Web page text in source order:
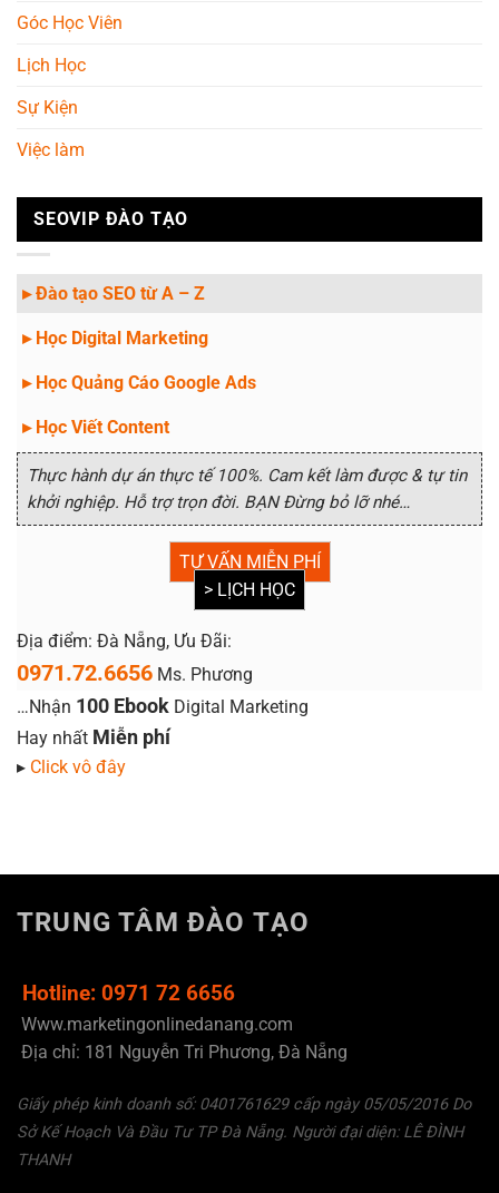
Góc Học Viên
Lịch Học
Sự Kiện
Việc làm
SEOVIP ĐÀO TẠO
▸ Đào tạo SEO từ A – Z
▸ Học Digital Marketing
▸ Học Quảng Cáo Google Ads
▸ Học Viết Content
Thực hành dự án thực tế 100%. Cam kết làm được & tự tin
khởi nghiệp. Hỗ trợ trọn đời. BẠN Đừng bỏ lỡ nhé…
TƯ VẤN MIỄN PHÍ
> LỊCH HỌC
Địa điểm: Đà Nẵng, Ưu Đãi:
0971.72.6656 Ms. Phương
…Nhận 100 Ebook Digital Marketing
Hay nhất Miễn phí
▸ Click vô đây
TRUNG TÂM ĐÀO TẠO
Hotline: 0971 72 6656
Www.marketingonlinedanang.com
Địa chỉ: 181 Nguyễn Tri Phương, Đà Nẵng
Giấy phép kinh doanh số: 0401761629 cấp ngày 05/05/2016 Do
Sở Kế Hoạch Và Đầu Tư TP Đà Nẵng. Người đại diện: LÊ ĐÌNH
THANH